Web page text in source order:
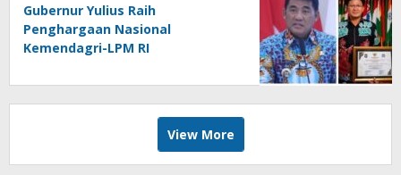
Gubernur Yulius Raih
Penghargaan Nasional
Kemendagri-LPM RI
View More